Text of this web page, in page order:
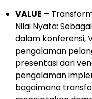
VALUE –
Nilai Nyata:
dalam konferensi,
pengalaman
presentasi dari
pengalaman
bagaimana